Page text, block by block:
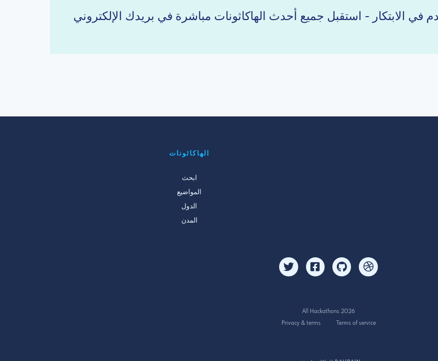
الهاكاثونات
ابحث
المواضيع
الدول
المدن
All Hackathons 2026
Privacy & terms
Terms of service